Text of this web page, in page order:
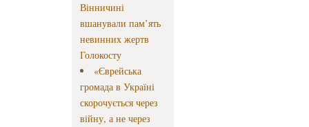
Вінничині
вшанували пам’ять
невинних жертв
Голокосту
«Єврейська
громада в Україні
скорочується через
війну, а не через